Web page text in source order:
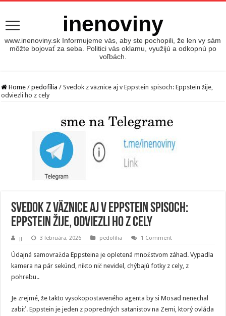
inenoviny
www.inenoviny.sk Informujeme vás, aby ste pochopili, že len vy sám
môžte bojovať za seba. Politici vás oklamu, využijú a odkopnú po
voľbách.
Home / pedofília / Svedok z väznice aj v Eppstein spisoch: Eppstein žije,
odviezli ho z cely
Svedok z väznice aj v Eppstein spisoch:
Eppstein žije, odviezli ho z cely
jj 3 februára, 2026 pedofília 1 Comment
Údajná samovražda Eppsteina je opletená množstvom záhad. Vypadla
kamera na pár sekúnd, nikto nič nevidel, chýbajú fotky z cely, z
pohrebu..
Je zrejmé, že takto vysokopostaveného agenta by si Mosad nenechal
zabiť. Eppstein je jeden z popredných satanistov na Zemi, ktorý ovláda